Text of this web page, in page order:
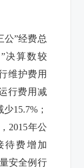
公”经费总
决算数较
维护费用
行费用减
15.7%；
2015年公
待费增加
安全例行